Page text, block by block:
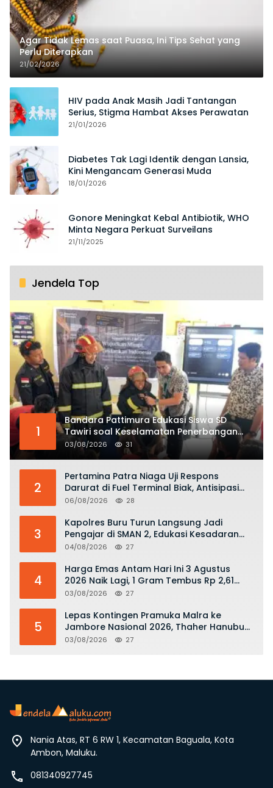
Agar Tidak Lemas saat Puasa, Ini Tips Sehat yang
Perlu Diterapkan
21/02/2026
HIV pada Anak Masih Jadi Tantangan
Serius, Stigma Hambat Akses Perawatan
21/01/2026
Diabetes Tak Lagi Identik dengan Lansia,
Kini Mengancam Generasi Muda
18/01/2026
Gonore Meningkat Kebal Antibiotik, WHO
Minta Negara Perkuat Surveilans
21/11/2025
Jendela Top
1
Bandara Pattimura Edukasi Siswa SD
Tawiri soal Keselamatan Penerbangan
dan Bahaya Bermain Layang-layang di
KKOP
03/08/2026 31
2
Pertamina Patra Niaga Uji Respons
Darurat di Fuel Terminal Biak, Antisipasi
Risiko Kebakaran dan Tumpahan BBM
06/08/2026 28
3
Kapolres Buru Turun Langsung Jadi
Pengajar di SMAN 2, Edukasi Kesadaran
Hukum dan Stop Kekerasan
04/08/2026 27
4
Harga Emas Antam Hari Ini 3 Agustus
2026 Naik Lagi, 1 Gram Tembus Rp 2,61
Juta
03/08/2026 27
5
Lepas Kontingen Pramuka Malra ke
Jambore Nasional 2026, Thaher Hanubun
Pesan Jaga Nama Baik Daerah
03/08/2026 27
Nania Atas, RT 6 RW 1, Kecamatan Baguala, Kota
Ambon, Maluku.
081340927745